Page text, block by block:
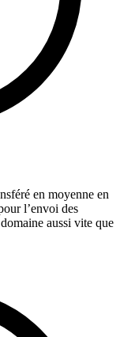
en moyenne en
l’envoi des
aussi vite que